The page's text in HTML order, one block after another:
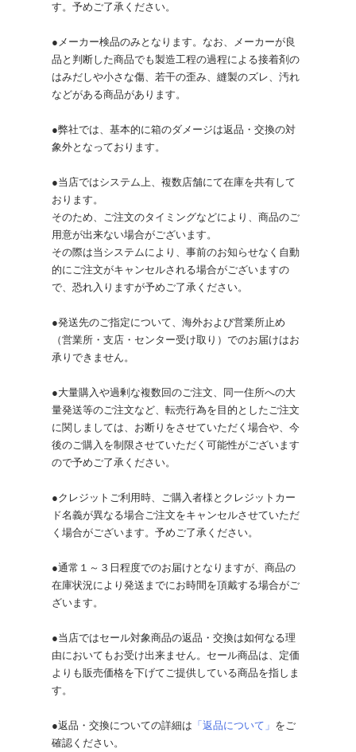
す。予めご了承ください。
●メーカー検品のみとなります。なお、メーカーが良
品と判断した商品でも製造工程の過程による接着剤の
はみだしや小さな傷、若干の歪み、縫製のズレ、汚れ
などがある商品があります。
●弊社では、基本的に箱のダメージは返品・交換の対
象外となっております。
●当店ではシステム上、複数店舗にて在庫を共有して
おります。
そのため、ご注文のタイミングなどにより、商品のご
用意が出来ない場合がございます。
その際は当システムにより、事前のお知らせなく自動
的にご注文がキャンセルされる場合がございますの
で、恐れ入りますが予めご了承ください。
●発送先のご指定について、海外および営業所止め
（営業所・支店・センター受け取り）でのお届けはお
承りできません。
●大量購入や過剰な複数回のご注文、同一住所への大
量発送等のご注文など、転売行為を目的としたご注文
に関しましては、お断りをさせていただく場合や、今
後のご購入を制限させていただく可能性がございます
ので予めご了承ください。
●クレジットご利用時、ご購入者様とクレジットカー
ド名義が異なる場合ご注文をキャンセルさせていただ
く場合がございます。予めご了承ください。
●通常１～３日程度でのお届けとなりますが、商品の
在庫状況により発送までにお時間を頂戴する場合がご
ざいます。
●当店ではセール対象商品の返品・交換は如何なる理
由においてもお受け出来ません。セール商品は、定価
よりも販売価格を下げてご提供している商品を指しま
す。
●返品・交換についての詳細は 「返品について」 をご
確認ください。